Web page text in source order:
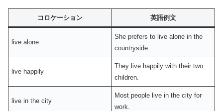
コロケーション 英語例文
live alone
She prefers to live alone in the
countryside.
live happily
They live happily with their two
children.
live in the city
Most people live in the city for
work.